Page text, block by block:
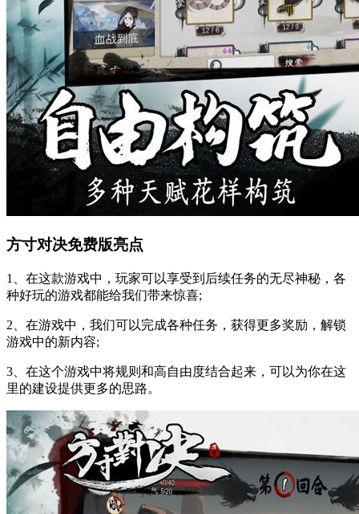
方寸对决免费版亮点
1、在这款游戏中，玩家可以享受到后续任务的无尽神秘，各
种好玩的游戏都能给我们带来惊喜;
2、在游戏中，我们可以完成各种任务，获得更多奖励，解锁
游戏中的新内容;
3、在这个游戏中将规则和高自由度结合起来，可以为你在这
里的建设提供更多的思路。